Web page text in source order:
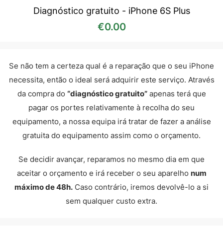
Diagnóstico gratuito - iPhone 6S Plus
€0.00
Se não tem a certeza qual é a reparação que o seu iPhone
necessita, então o ideal será adquirir este serviço. Através
da compra do “diagnóstico gratuito”apenas terá que
pagar os portes relativamente à recolha do seu
equipamento, a nossa equipa irá tratar de fazer a análise
gratuita do equipamento assim como o orçamento.
Se decidir avançar, reparamos no mesmo dia em que
aceitar o orçamento e irá receber o seu aparelho num
máximo de 48h. Caso contrário, iremos devolvê-lo a si
sem qualquer custo extra.